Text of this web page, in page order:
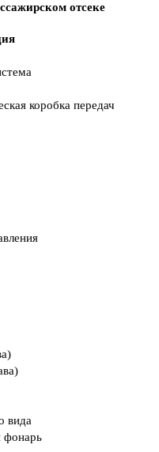
отсеке
коробка передач
вида
фонарь